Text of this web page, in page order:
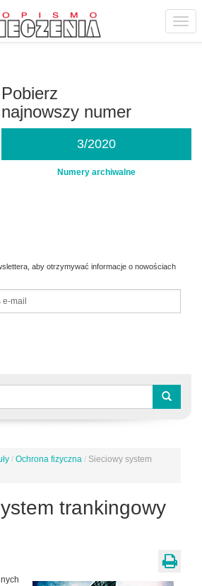
Pobierz
najnowszy numer
3/2020
Numery archiwalne
aby otrzymywać informacje o nowościach
/ Ochrona fizyczna / Sieciowy system
trankingowy